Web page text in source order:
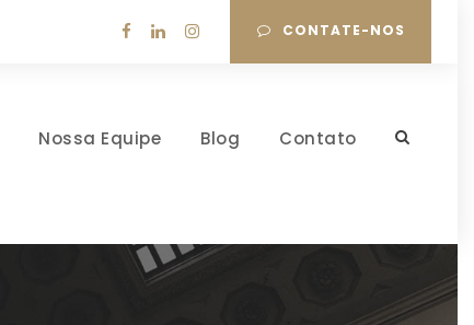
CONTATE-NOS
Nossa Equipe Blog Contato